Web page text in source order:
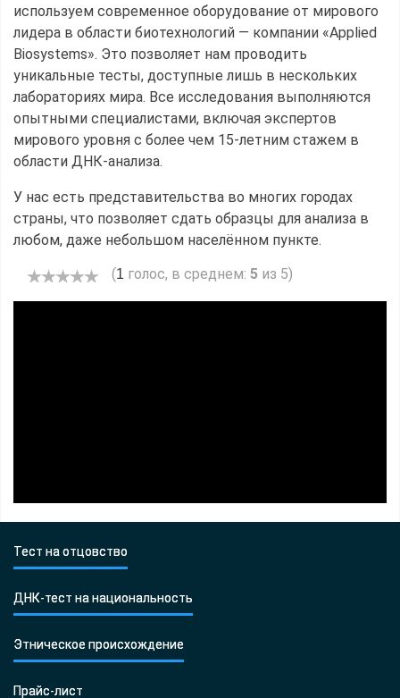
используем современное оборудование от мирового
лидера в области биотехнологий — компании «Applied
Biosystems». Это позволяет нам проводить
уникальные тесты, доступные лишь в нескольких
лабораториях мира. Все исследования выполняются
опытными специалистами, включая экспертов
мирового уровня с более чем 15-летним стажем в
области ДНК-анализа.
У нас есть представительства во многих городах
страны, что позволяет сдать образцы для анализа в
любом, даже небольшом населённом пункте.
(1 голос, в среднем: 5 из 5)
Тест на отцовство
ДНК-тест на национальность
Этническое происхождение
Прайс-лист